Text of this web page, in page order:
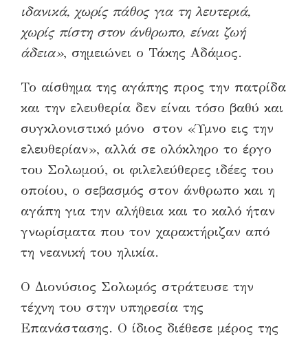
ιδανικά, χωρίς πάθος για τη λευτεριά,
χωρίς πίστη στον άνθρωπο, είναι ζωή
άδεια», σημειώνει ο Τάκης Αδάμος.
Το αίσθημα της αγάπης προς την πατρίδα
και την ελευθερία δεν είναι τόσο βαθύ και
συγκλονιστικό μόνο στον «Ύμνο εις την
ελευθερίαν», αλλά σε ολόκληρο το έργο
του Σολωμού, οι φιλελεύθερες ιδέες του
οποίου, ο σεβασμός στον άνθρωπο και η
αγάπη για την αλήθεια και το καλό ήταν
γνωρίσματα που τον χαρακτήριζαν από
τη νεανική του ηλικία.
Ο Διονύσιος Σολωμός στράτευσε την
τέχνη του στην υπηρεσία της
Επανάστασης. Ο ίδιος διέθεσε μέρος της